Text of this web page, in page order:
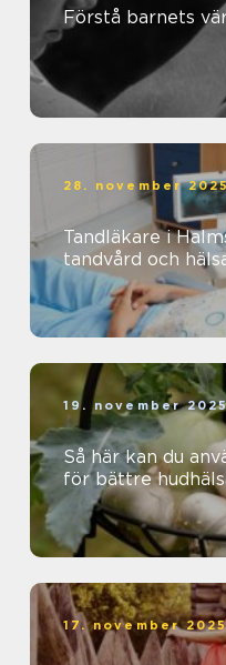
Förstå barnets
28. november
Tandläkare i
tandvård och
19. november
Så här kan du
för bättre
17. november